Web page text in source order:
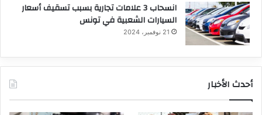
انسحاب 3 علامات تجارية بسبب تسقيف أسعار
السيارات الشعبية في تونس
21 نوفمبر، 2024
أحدث الأخبار